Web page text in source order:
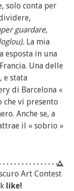
solo conta per
guardare,
La mia
esposta in una
Una delle
e stata
di Barcelona «
che vi presento
Anche se, a
il « sobrio »
Art Contest
like!